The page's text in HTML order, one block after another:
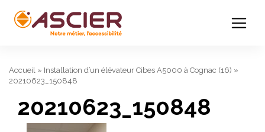
Accueil » Installation d’un élévateur Cibes A5000 à Cognac (16) »
20210623_150848
20210623_150848